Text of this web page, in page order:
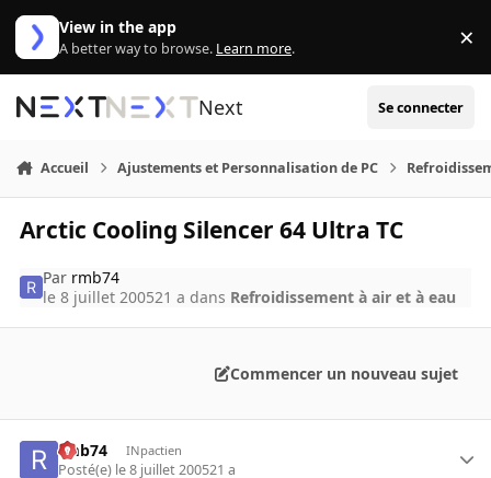
Aller au contenu
View in the app
A better way to browse. Learn more. ×
Next Se connecter
Accueil Ajustements et Personnalisation de PC
Arctic Cooling Silencer 64 Ultra TC
Par rmb74
le 8 juillet 200521 a dans Refroidissement à air et à eau
Commencer un nouveau sujet
rmb74 INpactien
Posté(e) le 8 juillet 200521 a